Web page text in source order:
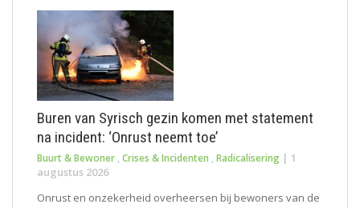
Buren van Syrisch gezin komen met statement
na incident: ‘Onrust neemt toe’
Buurt & Bewoner , Crises & Incidenten , Radicalisering | 1
augustus 2026
Onrust en onzekerheid overheersen bij bewoners van de